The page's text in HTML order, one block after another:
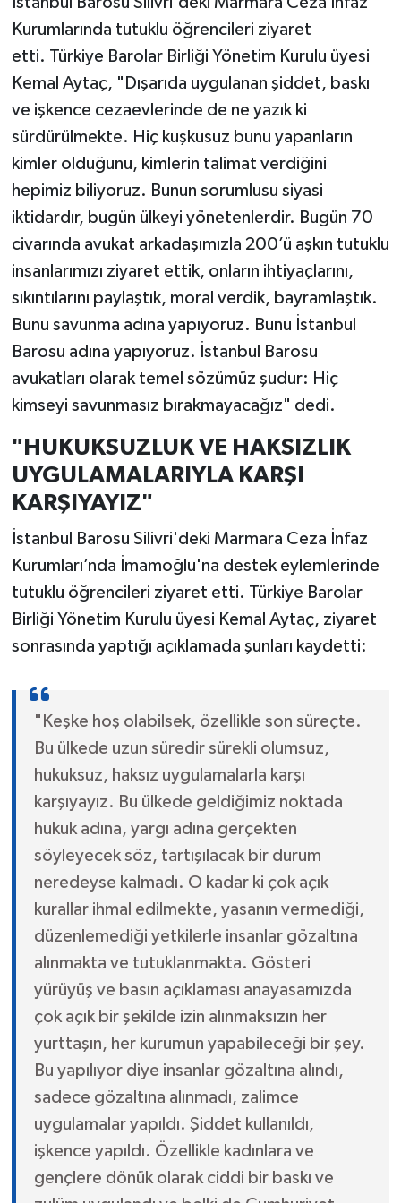
Kurumlarında tutuklu öğrencileri ziyaret
etti. Türkiye Barolar Birliği Yönetim Kurulu üyesi
Kemal Aytaç, "Dışarıda uygulanan şiddet, baskı
ve işkence cezaevlerinde de ne yazık ki
sürdürülmekte. Hiç kuşkusuz bunu yapanların
kimler olduğunu, kimlerin talimat verdiğini
hepimiz biliyoruz. Bunun sorumlusu siyasi
iktidardır, bugün ülkeyi yönetenlerdir. Bugün 70
civarında avukat arkadaşımızla 200’ü aşkın tutuklu
insanlarımızı ziyaret ettik, onların ihtiyaçlarını,
sıkıntılarını paylaştık, moral verdik, bayramlaştık.
Bunu savunma adına yapıyoruz. Bunu İstanbul
Barosu adına yapıyoruz. İstanbul Barosu
avukatları olarak temel sözümüz şudur: Hiç
kimseyi savunmasız bırakmayacağız" dedi.
"HUKUKSUZLUK VE HAKSIZLIK
UYGULAMALARIYLA KARŞI
KARŞIYAYIZ"
İstanbul Barosu Silivri'deki Marmara Ceza İnfaz
Kurumları’nda İmamoğlu'na destek eylemlerinde
tutuklu öğrencileri ziyaret etti. Türkiye Barolar
Birliği Yönetim Kurulu üyesi Kemal Aytaç, ziyaret
sonrasında yaptığı açıklamada şunları kaydetti:
"Keşke hoş olabilsek, özellikle son süreçte.
Bu ülkede uzun süredir sürekli olumsuz,
hukuksuz, haksız uygulamalarla karşı
karşıyayız. Bu ülkede geldiğimiz noktada
hukuk adına, yargı adına gerçekten
söyleyecek söz, tartışılacak bir durum
neredeyse kalmadı. O kadar ki çok açık
kurallar ihmal edilmekte, yasanın vermediği,
düzenlemediği yetkilerle insanlar gözaltına
alınmakta ve tutuklanmakta. Gösteri
yürüyüş ve basın açıklaması anayasamızda
çok açık bir şekilde izin alınmaksızın her
yurttaşın, her kurumun yapabileceği bir şey.
Bu yapılıyor diye insanlar gözaltına alındı,
sadece gözaltına alınmadı, zalimce
uygulamalar yapıldı. Şiddet kullanıldı,
işkence yapıldı. Özellikle kadınlara ve
gençlere dönük olarak ciddi bir baskı ve